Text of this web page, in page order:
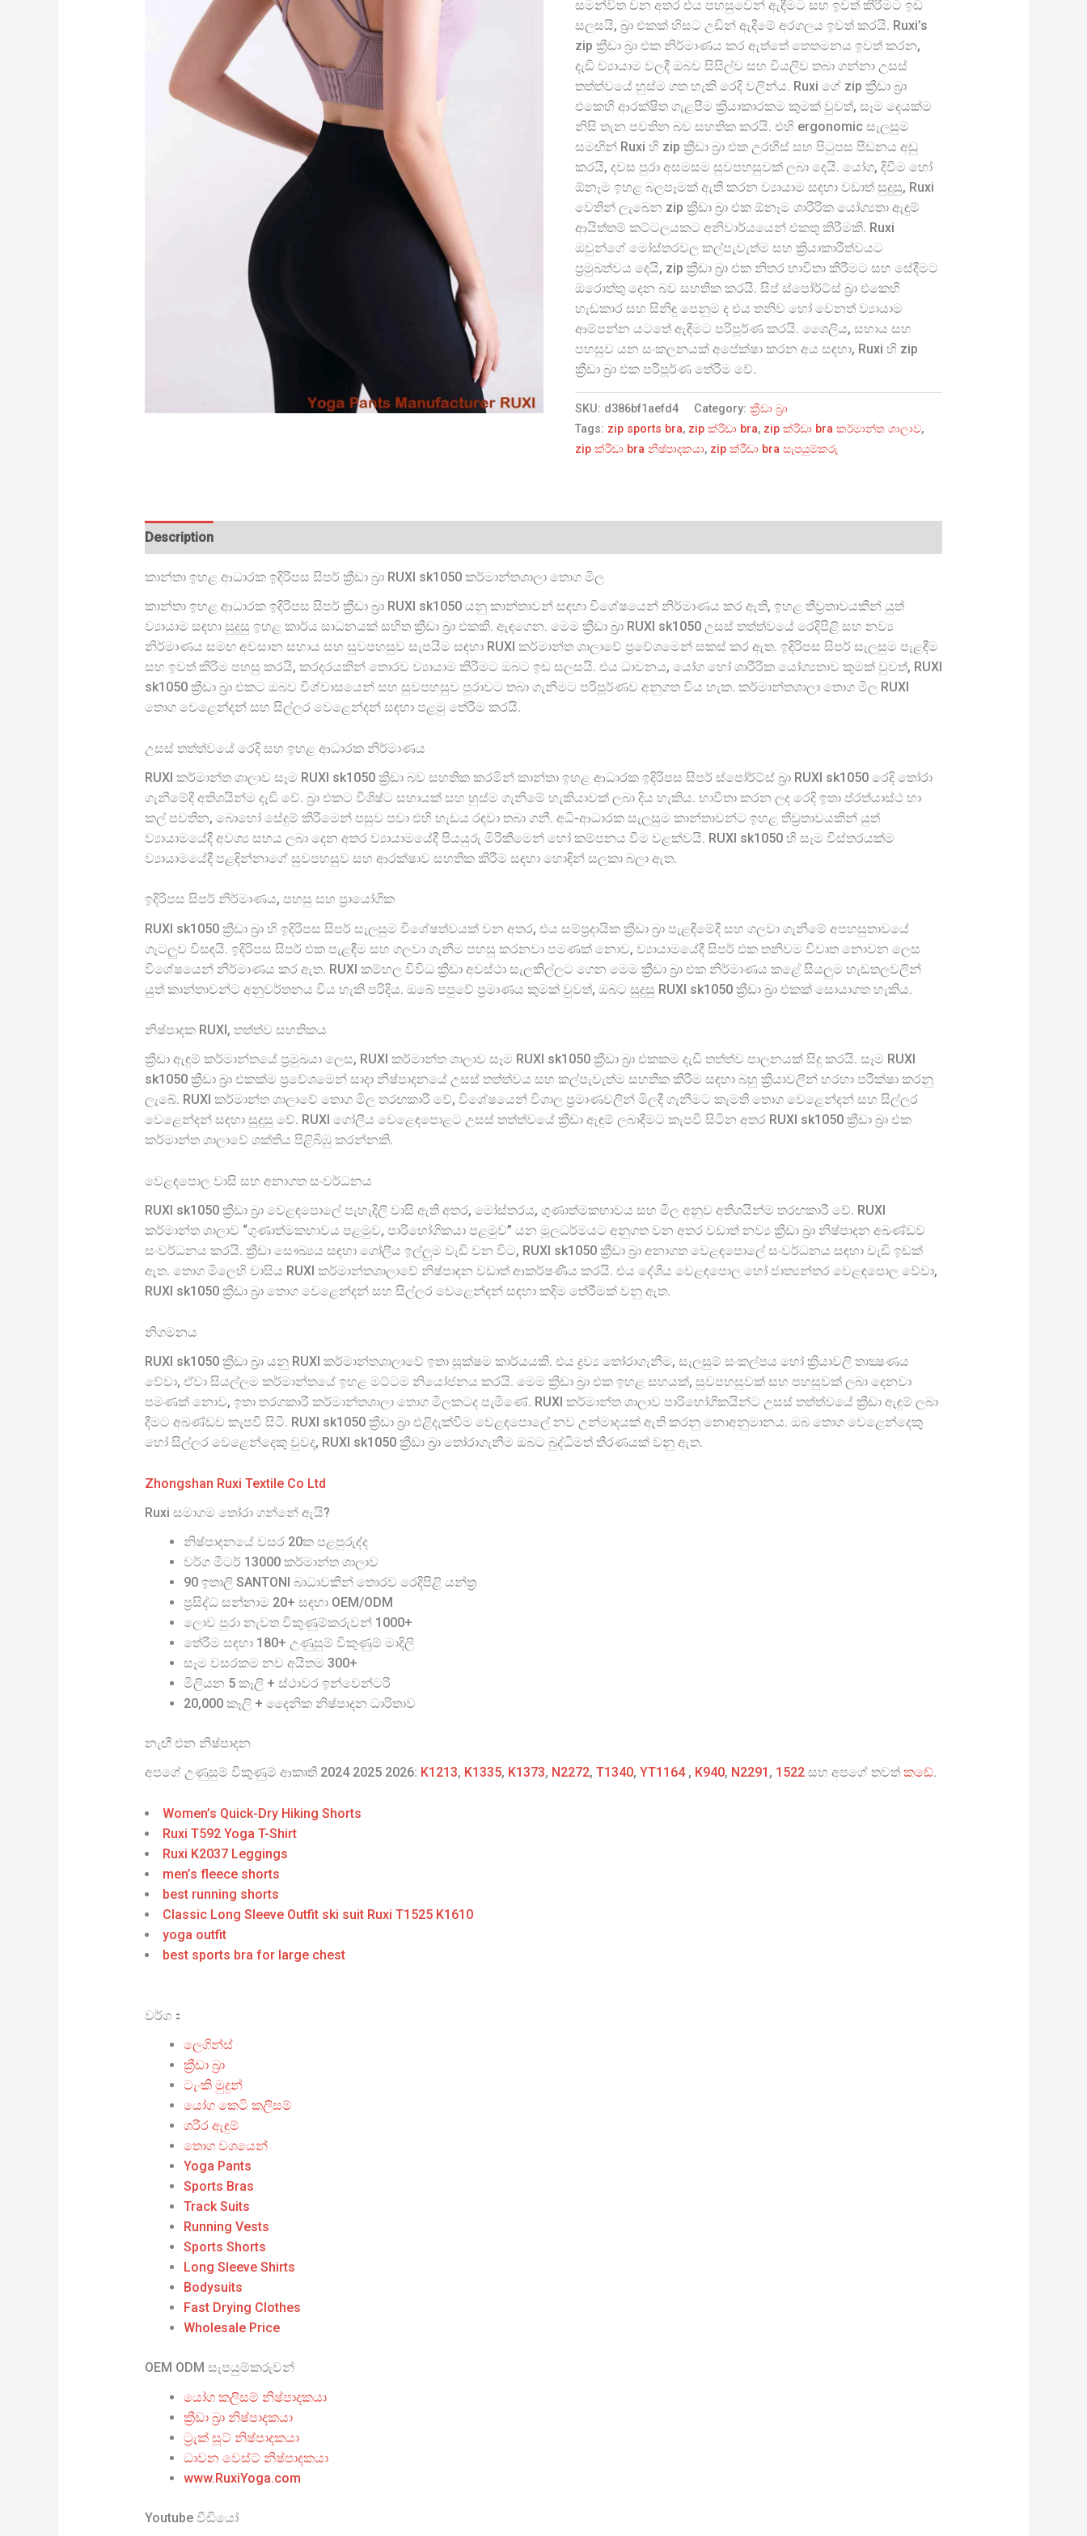
සමන්විත වන අතර එය පහසුවෙන් ඇඳීමට සහ ඉවත් කිරීමට ඉඩ
සලසයි, බ්‍රා එකක් හිසට උඩින් ඇදීමේ අරගලය ඉවත් කරයි. Ruxi’s
zip ක්‍රීඩා බ්‍රා එක නිර්මාණය කර ඇත්තේ තෙතමනය ඉවත් කරන,
දැඩි ව්‍යායාම වලදී ඔබව සිසිල්ව සහ වියලිව තබා ගන්නා උසස්
තත්ත්වයේ හුස්ම ගත හැකි රෙදි වලින්ය. Ruxi ගේ zip ක්‍රීඩා බ්‍රා
එකෙහි ආරක්ෂිත ගැළපීම ක්‍රියාකාරකම කුමක් වුවත්, සෑම දෙයක්ම
නිසි තැන පවතින බව සහතික කරයි. එහි ergonomic සැලසුම
සමඟින් Ruxi හි zip ක්‍රීඩා බ්‍රා එක උරහිස් සහ පිටුපස පීඩනය අඩු
කරයි, දවස පුරා අසමසම සුවපහසුවක් ලබා දෙයි. යෝග, දිවීම හෝ
ඕනෑම ඉහළ බලපෑමක් ඇති කරන ව්‍යායාම සඳහා වඩාත් සුදුසු, Ruxi
වෙතින් ලැබෙන zip ක්‍රීඩා බ්‍රා එක ඕනෑම ශාරීරික යෝග්‍යතා ඇඳුම්
ආයිත්තම් කට්ටලයකට අනිවාර්යයෙන් එකතු කිරීමකි. Ruxi
ඔවුන්ගේ මෝස්තරවල කල්පැවැත්ම සහ ක්‍රියාකාරීත්වයට
ප්‍රමුඛත්වය දෙයි, zip ක්‍රීඩා බ්‍රා එක නිතර භාවිතා කිරීමට සහ සේදීමට
ඔරොත්තු දෙන බව සහතික කරයි. සිප් ස්පෝර්ට්ස් බ්‍රා එකෙහි
හැඩකාර සහ සිනිඳු පෙනුම ද එය තනිව හෝ වෙනත් ව්‍යායාම
ආම්පන්න යටතේ ඇඳීමට පරිපූර්ණ කරයි. ශෛලිය, සහාය සහ
පහසුව යන සංකලනයක් අපේක්ෂා කරන අය සඳහා, Ruxi හි zip
ක්‍රීඩා බ්‍රා එක පරිපූර්ණ තේරීම වේ.
SKU: d386bf1aefd4 Category:ක්‍රීඩා බ්‍රා
Tags: zip sports bra, zip ක්රීඩා bra, zip ක්රීඩා bra කර්මාන්ත ශාලාව,
zip ක්රීඩා bra නිෂ්පාදකයා, zip ක්රීඩා bra සැපයුම්කරු
Description
කාන්තා ඉහළ ආධාරක ඉදිරිපස සිපර් ක්‍රීඩා බ්‍රා RUXI sk1050 කර්මාන්තශාලා තොග මිල
කාන්තා ඉහළ ආධාරක ඉදිරිපස සිපර් ක්‍රීඩා බ්‍රා RUXI sk1050 යනු කාන්තාවන් සඳහා විශේෂයෙන් නිර්මාණය කර ඇති, ඉහළ තීව්‍රතාවයකින් යුත්
ව්‍යායාම සඳහා සුදුසු ඉහළ කාර්ය සාධනයක් සහිත ක්‍රීඩා බ්‍රා එකකි. ඇඳගෙන. මෙම ක්‍රීඩා බ්‍රා RUXI sk1050 උසස් තත්ත්වයේ රෙදිපිළි සහ නව්‍ය
නිර්මාණය සමඟ අවසාන සහාය සහ සුවපහසුව සැපයීම සඳහා RUXI කර්මාන්ත ශාලාවේ ප්‍රවේශමෙන් සකස් කර ඇත. ඉදිරිපස සිපර් සැලසුම පැළඳීම
සහ ඉවත් කිරීම පහසු කරයි, කරදරයකින් තොරව ව්‍යායාම කිරීමට ඔබට ඉඩ සලසයි. එය ධාවනය, යෝග හෝ ශාරීරික යෝග්‍යතාව කුමක් වුවත්, RUXI
sk1050 ක්‍රීඩා බ්‍රා එකට ඔබව විශ්වාසයෙන් සහ සුවපහසුව පුරාවට තබා ගැනීමට පරිපූර්ණව අනුගත විය හැක. කර්මාන්තශාලා තොග මිල RUXI
තොග වෙළෙන්දන් සහ සිල්ලර වෙළෙන්දන් සඳහා පළමු තේරීම කරයි.
උසස් තත්ත්වයේ රෙදි සහ ඉහළ ආධාරක නිර්මාණය
RUXI කර්මාන්ත ශාලාව සෑම RUXI sk1050 ක්‍රීඩා බව සහතික කරමින් කාන්තා ඉහළ ආධාරක ඉදිරිපස සිපර් ස්පෝර්ට්ස් බ්‍රා RUXI sk1050 රෙදි තෝරා
ගැනීමේදී අතිශයින්ම දැඩි වේ. බ්‍රා එකට විශිෂ්ට සහායක් සහ හුස්ම ගැනීමේ හැකියාවක් ලබා දිය හැකිය. භාවිතා කරන ලද රෙදි ඉතා ප්රත්යාස්ථ හා
කල් පවතින, බොහෝ සේදුම් කිරීමෙන් පසුව පවා එහි හැඩය රඳවා තබා ගනී. අධි-ආධාරක සැලසුම කාන්තාවන්ට ඉහළ තීව්‍රතාවයකින් යුත්
ව්‍යායාමයේදී අවශ්‍ය සහය ලබා දෙන අතර ව්‍යායාමයේදී පියයුරු මිරිකීමෙන් හෝ කම්පනය වීම වළක්වයි. RUXI sk1050 හි සෑම විස්තරයක්ම
ව්‍යායාමයේදී පළඳින්නාගේ සුවපහසුව සහ ආරක්ෂාව සහතික කිරීම සඳහා හොඳින් සලකා බලා ඇත.
ඉදිරිපස සිපර් නිර්මාණය, පහසු සහ ප්‍රායෝගික
RUXI sk1050 ක්‍රීඩා බ්‍රා හි ඉදිරිපස සිපර් සැලසුම විශේෂත්වයක් වන අතර, එය සම්ප්‍රදායික ක්‍රීඩා බ්‍රා පැළඳීමේදී සහ ගලවා ගැනීමේ අපහසුතාවයේ
ගැටලුව විසඳයි. ඉදිරිපස සිපර් එක පැළඳීම සහ ගලවා ගැනීම පහසු කරනවා පමණක් නොව, ව්‍යායාමයේදී සිපර් එක තනිවම විවෘත නොවන ලෙස
විශේෂයෙන් නිර්මාණය කර ඇත. RUXI කම්හල විවිධ ක්‍රීඩා අවස්ථා සැලකිල්ලට ගෙන මෙම ක්‍රීඩා බ්‍රා එක නිර්මාණය කළේ සියලුම හැඩතලවලින්
යුත් කාන්තාවන්ට අනුවර්තනය විය හැකි පරිදිය. ඔබේ පපුවේ ප්‍රමාණය කුමක් වුවත්, ඔබට සුදුසු RUXI sk1050 ක්‍රීඩා බ්‍රා එකක් සොයාගත හැකිය.
නිෂ්පාදක RUXI, තත්ත්ව සහතිකය
ක්‍රීඩා ඇඳුම් කර්මාන්තයේ ප්‍රමුඛයා ලෙස, RUXI කර්මාන්ත ශාලාව සෑම RUXI sk1050 ක්‍රීඩා බ්‍රා එකකම දැඩි තත්ත්ව පාලනයක් සිදු කරයි. සෑම RUXI
sk1050 ක්‍රීඩා බ්‍රා එකක්ම ප්‍රවේශමෙන් සාදා නිෂ්පාදනයේ උසස් තත්ත්වය සහ කල්පැවැත්ම සහතික කිරීම සඳහා බහු ක්‍රියාවලීන් හරහා පරීක්ෂා කරනු
ලැබේ. RUXI කර්මාන්ත ශාලාවේ තොග මිල තරඟකාරී වේ, විශේෂයෙන් විශාල ප්‍රමාණවලින් මිලදී ගැනීමට කැමති තොග වෙළෙන්දන් සහ සිල්ලර
වෙළෙන්දන් සඳහා සුදුසු වේ. RUXI ගෝලීය වෙළෙඳපොළට උසස් තත්ත්වයේ ක්‍රීඩා ඇඳුම් ලබාදීමට කැපවී සිටින අතර RUXI sk1050 ක්‍රීඩා බ්‍රා එක
කර්මාන්ත ශාලාවේ ශක්තිය පිළිබිඹු කරන්නකි.
වෙළඳපොල වාසි සහ අනාගත සංවර්ධනය
RUXI sk1050 ක්‍රීඩා බ්‍රා වෙළඳපොලේ පැහැදිලි වාසි ඇති අතර, මෝස්තරය, ගුණාත්මකභාවය සහ මිල අනුව අතිශයින්ම තරඟකාරී වේ. RUXI
කර්මාන්ත ශාලාව “ගුණාත්මකභාවය පළමුව, පාරිභෝගිකයා පළමුව” යන මූලධර්මයට අනුගත වන අතර වඩාත් නව්‍ය ක්‍රීඩා බ්‍රා නිෂ්පාදන අඛණ්ඩව
සංවර්ධනය කරයි. ක්‍රීඩා සෞඛ්‍යය සඳහා ගෝලීය ඉල්ලුම වැඩි වන විට, RUXI sk1050 ක්‍රීඩා බ්‍රා අනාගත වෙළඳපොලේ සංවර්ධනය සඳහා වැඩි ඉඩක්
ඇත. තොග මිලෙහි වාසිය RUXI කර්මාන්තශාලාවේ නිෂ්පාදන වඩාත් ආකර්ෂණීය කරයි. එය දේශීය වෙළඳපොල හෝ ජාත්‍යන්තර වෙළඳපොල වේවා,
RUXI sk1050 ක්‍රීඩා බ්‍රා තොග වෙළෙන්දන් සහ සිල්ලර වෙළෙන්දන් සඳහා කදිම තේරීමක් වනු ඇත.
නිගමනය
RUXI sk1050 ක්‍රීඩා බ්‍රා යනු RUXI කර්මාන්තශාලාවේ ඉතා සූක්ෂම කාර්යයකි. එය ද්‍රව්‍ය තෝරාගැනීම, සැලසුම් සංකල්පය හෝ ක්‍රියාවලි තාක්‍ෂණය
වේවා, ඒවා සියල්ලම කර්මාන්තයේ ඉහළ මට්ටම නියෝජනය කරයි. මෙම ක්‍රීඩා බ්‍රා එක ඉහළ සහයක්, සුවපහසුවක් සහ පහසුවක් ලබා දෙනවා
පමණක් නොව, ඉතා තරගකාරී කර්මාන්තශාලා තොග මිලකටද පැමිණේ. RUXI කර්මාන්ත ශාලාව පාරිභෝගිකයින්ට උසස් තත්ත්වයේ ක්‍රීඩා ඇඳුම් ලබා
දීමට අඛණ්ඩව කැපවී සිටී. RUXI sk1050 ක්‍රීඩා බ්‍රා එළිදැක්වීම වෙළඳපොලේ නව උන්මාදයක් ඇති කරනු නොඅනුමානය. ඔබ තොග වෙළෙන්දෙකු
හෝ සිල්ලර වෙළෙන්දෙකු වුවද, RUXI sk1050 ක්‍රීඩා බ්‍රා තෝරාගැනීම ඔබට බුද්ධිමත් තීරණයක් වනු ඇත.
Zhongshan Ruxi Textile Co Ltd
Ruxi සමාගම තෝරා ගන්නේ ඇයි?
නිෂ්පාදනයේ වසර 20ක පළපුරුද්ද
වර්ග මීටර් 13000 කර්මාන්ත ශාලාව
90 ඉතාලි SANTONI බාධාවකින් තොරව රෙදිපිළි යන්ත්‍ර
ප්‍රසිද්ධ සන්නාම 20+ සඳහා OEM/ODM
ලොව පුරා නැවත විකුණුම්කරුවන් 1000+
තේරීම සඳහා 180+ උණුසුම් විකුණුම් මාදිලි
සෑම වසරකම නව අයිතම 300+
මිලියන 5 කෑලි + ස්ථාවර ඉන්වෙන්ටරි
20,000 කෑලි + දෛනික නිෂ්පාදන ධාරිතාව
නැඟී එන නිෂ්පාදන
අපගේ උණුසුම් විකුණුම් ආකෘති 2024 2025 2026: K1213, K1335, K1373, N2272, T1340, YT1164, K940, N2291 , 1522 සහ අපගේ තවත් කඩේ.
Women’s Quick-Dry Hiking Shorts
Ruxi T592 Yoga T-Shirt
Ruxi K2037 Leggings
men’s fleece shorts
best running shorts
Classic Long Sleeve Outfit ski suit Ruxi T1525 K1610
yoga outfit
best sports bra for large chest
වර්ග：
ලෙගින්ස්
ක්‍රීඩා බ්‍රා
ටැංකි මුදුන්
යෝග කෙටි කලිසම්
ශරීර ඇඳුම්
තොග වශයෙන්
Yoga Pants
Sports Bras
Track Suits
Running Vests
Sports Shorts
Long Sleeve Shirts
Bodysuits
Fast Drying Clothes
Wholesale Price
OEM ODM සැපයුම්කරුවන්
යෝග කලිසම් නිෂ්පාදකයා
ක්‍රීඩා බ්‍රා නිෂ්පාදකයා
ට්‍රැක් සූට් නිෂ්පාදකයා
ධාවන වෙස්ට් නිෂ්පාදකයා
www.RuxiYoga.com
Youtube වීඩියෝ